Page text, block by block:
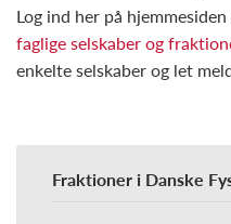
Log ind her på
faglige selskaber og
enkelte selskaber og let
Fraktioner i Danske